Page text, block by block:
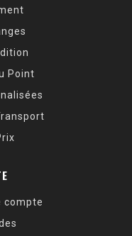
Point
compte